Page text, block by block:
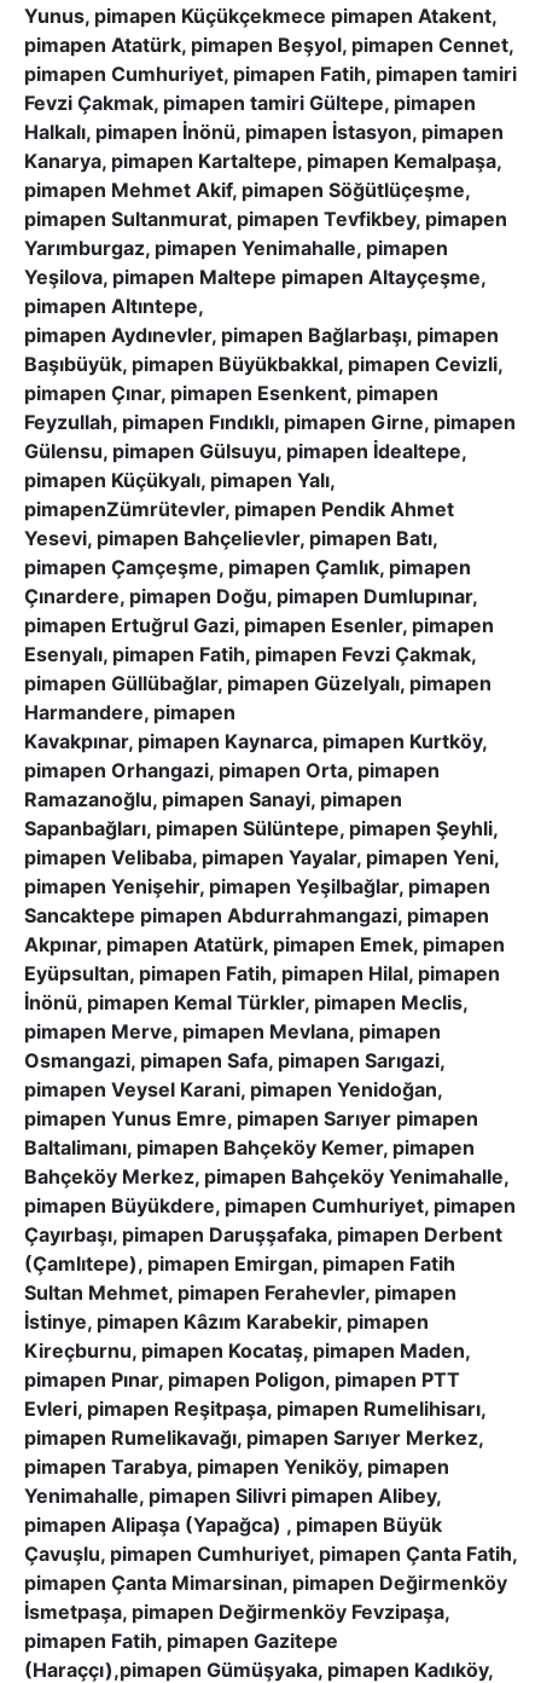
Yunus, pimapen Küçükçekmece pimapen Atakent,
pimapen Atatürk, pimapen Beşyol, pimapen Cennet,
pimapen Cumhuriyet, pimapen Fatih, pimapen tamiri
Fevzi Çakmak, pimapen tamiri Gültepe, pimapen
Halkalı, pimapen İnönü, pimapen İstasyon, pimapen
Kanarya, pimapen Kartaltepe, pimapen Kemalpaşa,
pimapen Mehmet Akif, pimapen Söğütlüçeşme,
pimapen Sultanmurat, pimapen Tevfikbey, pimapen
Yarımburgaz, pimapen Yenimahalle, pimapen
Yeşilova, pimapen Maltepe pimapen Altayçeşme,
pimapen Altıntepe,
pimapen Aydınevler, pimapen Bağlarbaşı, pimapen
Başıbüyük, pimapen Büyükbakkal, pimapen Cevizli,
pimapen Çınar, pimapen Esenkent, pimapen
Feyzullah, pimapen Fındıklı, pimapen Girne, pimapen
Gülensu, pimapen Gülsuyu, pimapen İdealtepe,
pimapen Küçükyalı, pimapen Yalı,
pimapenZümrütevler, pimapen Pendik Ahmet
Yesevi, pimapen Bahçelievler, pimapen Batı,
pimapen Çamçeşme, pimapen Çamlık, pimapen
Çınardere, pimapen Doğu, pimapen Dumlupınar,
pimapen Ertuğrul Gazi, pimapen Esenler, pimapen
Esenyalı, pimapen Fatih, pimapen Fevzi Çakmak,
pimapen Güllübağlar, pimapen Güzelyalı, pimapen
Harmandere, pimapen
Kavakpınar, pimapen Kaynarca, pimapen Kurtköy,
pimapen Orhangazi, pimapen Orta, pimapen
Ramazanoğlu, pimapen Sanayi, pimapen
Sapanbağları, pimapen Sülüntepe, pimapen Şeyhli,
pimapen Velibaba, pimapen Yayalar, pimapen Yeni,
pimapen Yenişehir, pimapen Yeşilbağlar, pimapen
Sancaktepe pimapen Abdurrahmangazi, pimapen
Akpınar, pimapen Atatürk, pimapen Emek, pimapen
Eyüpsultan, pimapen Fatih, pimapen Hilal, pimapen
İnönü, pimapen Kemal Türkler, pimapen Meclis,
pimapen Merve, pimapen Mevlana, pimapen
Osmangazi, pimapen Safa, pimapen Sarıgazi,
pimapen Veysel Karani, pimapen Yenidoğan,
pimapen Yunus Emre, pimapen Sarıyer pimapen
Baltalimanı, pimapen Bahçeköy Kemer, pimapen
Bahçeköy Merkez, pimapen Bahçeköy Yenimahalle,
pimapen Büyükdere, pimapen Cumhuriyet, pimapen
Çayırbaşı, pimapen Daruşşafaka, pimapen Derbent
(Çamlıtepe), pimapen Emirgan, pimapen Fatih
Sultan Mehmet, pimapen Ferahevler, pimapen
İstinye, pimapen Kâzım Karabekir, pimapen
Kireçburnu, pimapen Kocataş, pimapen Maden,
pimapen Pınar, pimapen Poligon, pimapen PTT
Evleri, pimapen Reşitpaşa, pimapen Rumelihisarı,
pimapen Rumelikavağı, pimapen Sarıyer Merkez,
pimapen Tarabya, pimapen Yeniköy, pimapen
Yenimahalle, pimapen Silivri pimapen Alibey,
pimapen Alipaşa (Yapağca) , pimapen Büyük
Çavuşlu, pimapen Cumhuriyet, pimapen Çanta Fatih,
pimapen Çanta Mimarsinan, pimapen Değirmenköy
İsmetpaşa, pimapen Değirmenköy Fevzipaşa,
pimapen Fatih, pimapen Gazitepe
(Haraççı),pimapen Gümüşyaka, pimapen Kadıköy,